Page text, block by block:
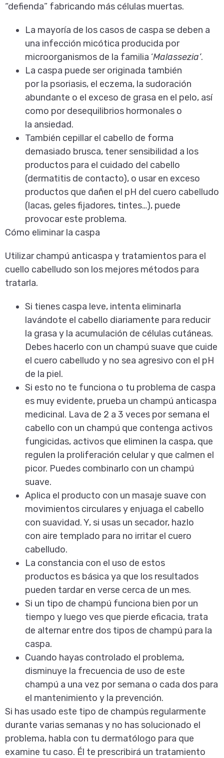
“defienda” fabricando más células muertas.
La mayoría de los casos de caspa se deben a
una infección micótica producida por
microorganismos de la familia ‘Malassezia’.
La caspa puede ser originada también
por la psoriasis, el eczema, la sudoración
abundante o el exceso de grasa en el pelo, así
como por desequilibrios hormonales o
la ansiedad.
También cepillar el cabello de forma
demasiado brusca, tener sensibilidad a los
productos para el cuidado del cabello
(dermatitis de contacto), o usar en exceso
productos que dañen el pH del cuero cabelludo
(lacas, geles fijadores, tintes…), puede
provocar este problema.
Cómo eliminar la caspa
Utilizar champú anticaspa y tratamientos para el
cuello cabelludo son los mejores métodos para
tratarla.
Si tienes caspa leve, intenta eliminarla
lavándote el cabello diariamente para reducir
la grasa y la acumulación de células cutáneas.
Debes hacerlo con un champú suave que cuide
el cuero cabelludo y no sea agresivo con el pH
de la piel.
Si esto no te funciona o tu problema de caspa
es muy evidente, prueba un champú anticaspa
medicinal. Lava de 2 a 3 veces por semana el
cabello con un champú que contenga activos
fungicidas, activos que eliminen la caspa, que
regulen la proliferación celular y que calmen el
picor. Puedes combinarlo con un champú
suave.
Aplica el producto con un masaje suave con
movimientos circulares y enjuaga el cabello
con suavidad. Y, si usas un secador, hazlo
con aire templado para no irritar el cuero
cabelludo.
La constancia con el uso de estos
productos es básica ya que los resultados
pueden tardar en verse cerca de un mes.
Si un tipo de champú funciona bien por un
tiempo y luego ves que pierde eficacia, trata
de alternar entre dos tipos de champú para la
caspa.
Cuando hayas controlado el problema,
disminuye la frecuencia de uso de este
champú a una vez por semana o cada dos para
el mantenimiento y la prevención.
Si has usado este tipo de champús regularmente
durante varias semanas y no has solucionado el
problema, habla con tu dermatólogo para que
examine tu caso. Él te prescribirá un tratamiento